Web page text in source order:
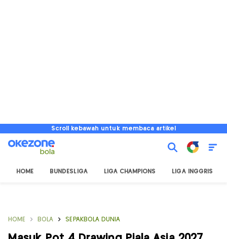
Scroll kebawah untuk membaca artikel
HOME BUNDESLIGA LIGA CHAMPIONS LIGA INGGRIS
HOME BOLA SEPAKBOLA DUNIA